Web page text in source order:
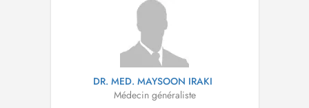
DR. MED. MAYSOON IRAKI
Médecin généraliste